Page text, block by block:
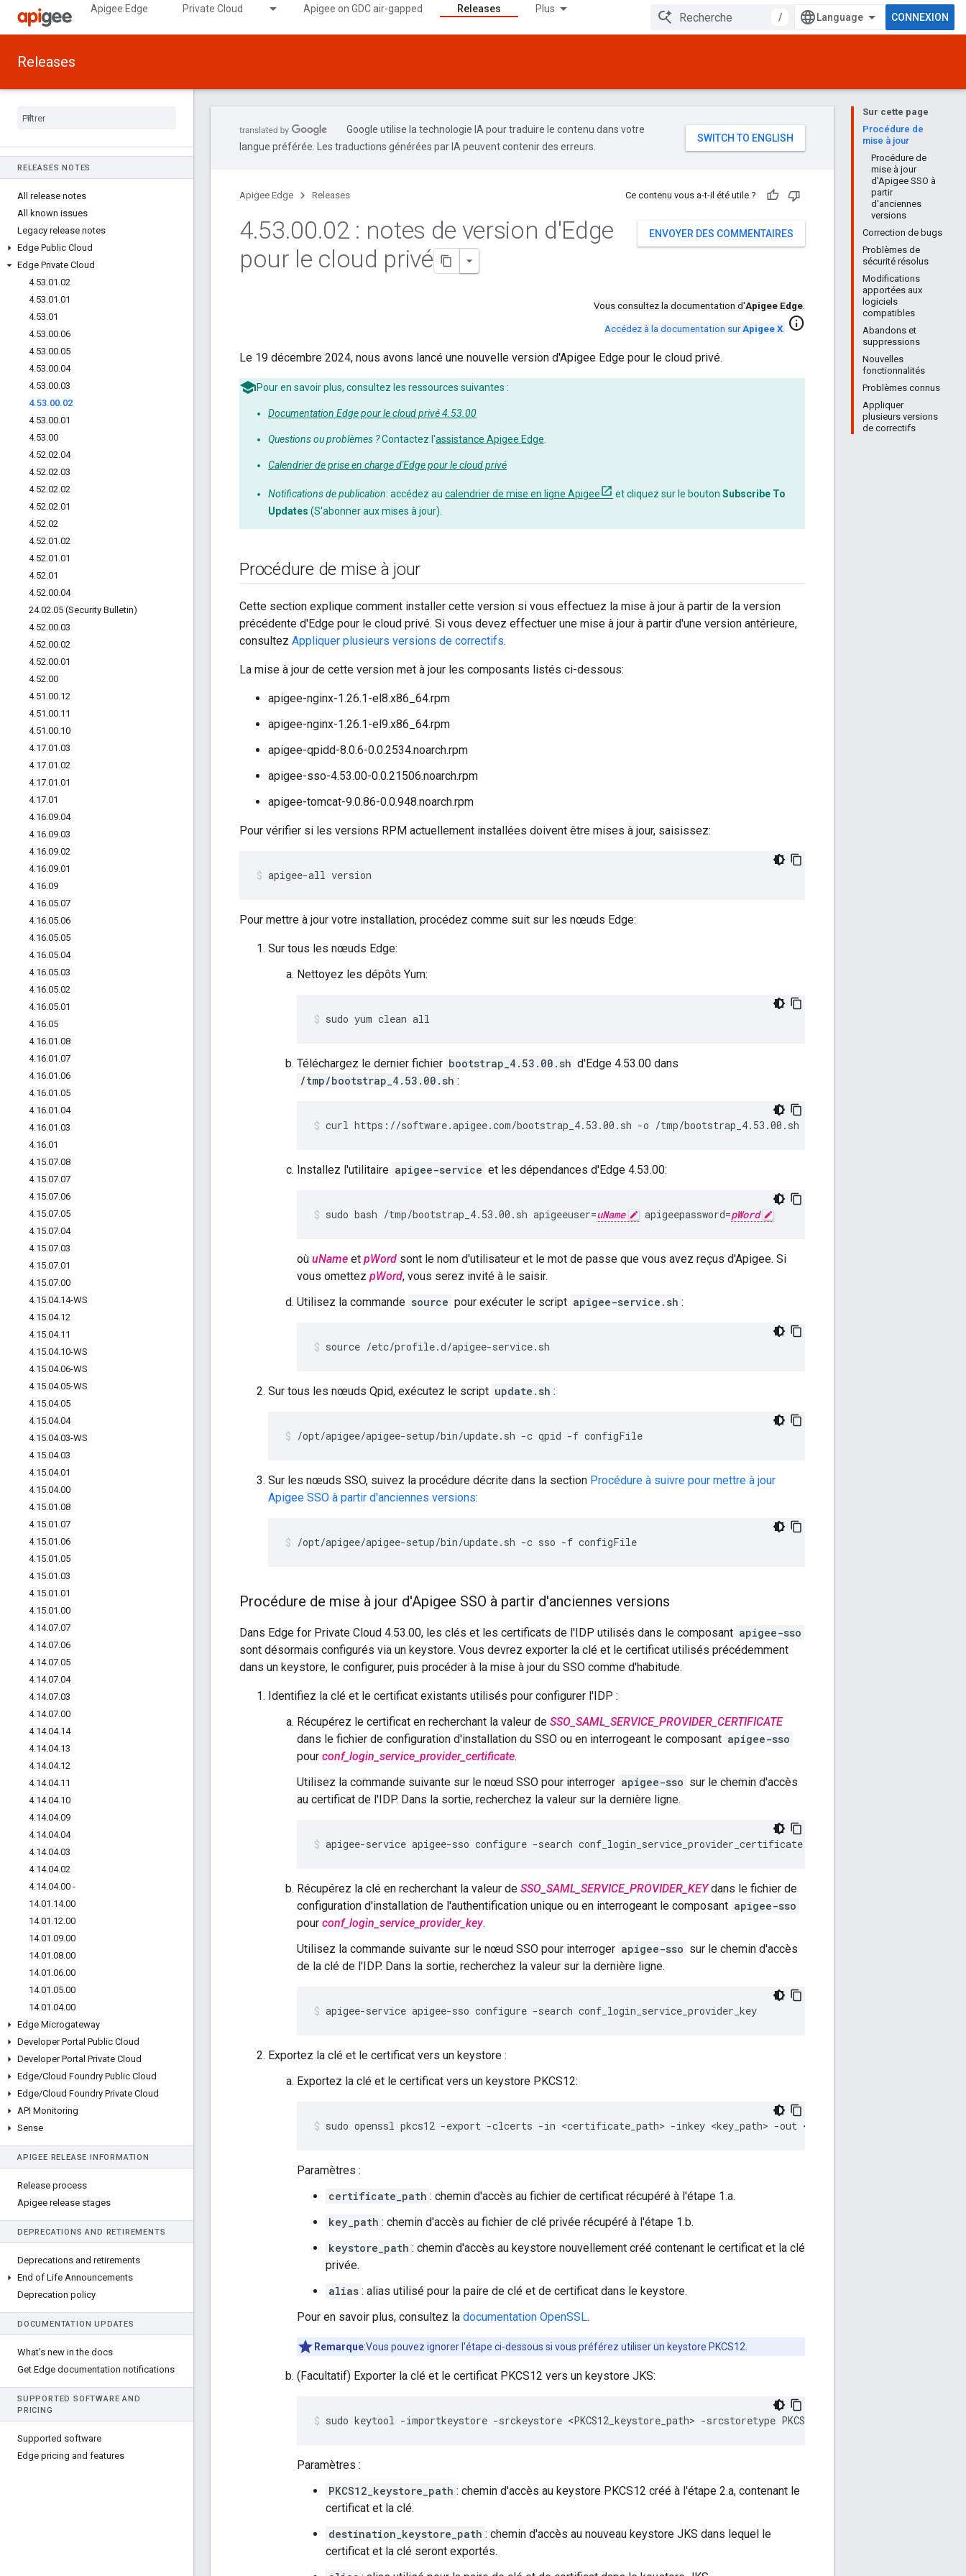
Apigee Edge Private Cloud Apigee on GDC air-gapped Releases Plus
/ CONNEXION
Releases
RELEASES NOTES
All release notes
All known issues
Legacy release notes
Edge Public Cloud
Edge Private Cloud
4.53.01 .02
4.53.01 .01
4.53.01
4.53.00.06
4.53.00.05
4.53.00.04
4.53.00.03
4.53.00.02
4.53.00.01
4.53.00
4.52.02.04
4.52.02.03
4.52.02.02
4.52.02.01
4.52.02
4.52.01 .02
4.52.01 .01
4.52.01
4.52.00.04
24.02.05 (Security Bulletin)
4.52.00.03
4.52.00.02
4.52.00.01
4.52.00
4.51 .00.12
4.51 .00.11
4.51 .00.10
4.17.01 .03
4.17.01 .02
4.17.01 .01
4.17.01
4.16.09.04
4.16.09.03
4.16.09.02
4.16.09.01
4.16.09
4.16.05.07
4.16.05.06
4.16.05.05
4.16.05.04
4.16.05.03
4.16.05.02
4.16.05.01
4.16.05
4.16.01 .08
4.16.01 .07
4.16.01 .06
4.16.01 .05
4.16.01 .04
4.16.01 .03
4.16.01
4.15.07.08
4.15.07.07
4.15.07.06
4.15.07.05
4.15.07.04
4.15.07.03
4.15.07.01
4.15.07.00
4.15.04.14-WS
4.15.04.12
4.15.04.11
4.15.04.10-WS
4.15.04.06-WS
4.15.04.05-WS
4.15.04.05
4.15.04.04
4.15.04.03-WS
4.15.04.03
4.15.04.01
4.15.04.00
4.15.01 .08
4.15.01 .07
4.15.01 .06
4.15.01 .05
4.15.01 .03
4.15.01 .01
4.15.01 .00
4.14.07.07
4.14.07.06
4.14.07.05
4.14.07.04
4.14.07.03
4.14.07.00
4.14.04.14
4.14.04.13
4.14.04.12
4.14.04.11
4.14.04.10
4.14.04.09
4.14.04.04
4.14.04.03
4.14.04.02
4.14.04.00 -
14.01 .14.00
14.01 .12.00
14.01 .09.00
14.01 .08.00
14.01 .06.00
14.01 .05.00
14.01 .04.00
Edge Microgateway
Developer Portal Public Cloud
Developer Portal Private Cloud
Edge/Cloud Foundry Public Cloud
Edge/Cloud Foundry Private Cloud
API Monitoring
Sense
APIGEE RELEASE INFORMATION
Release process
Apigee release stages
DEPRECATIONS AND RETIREMENTS
Deprecations and retirements
End of Life Announcements
Deprecation policy
DOCUMENTATION UPDATES
What's new in the docs
Get Edge documentation notifications
SUPPORTED SOFTWARE AND
PRICING
Supported software
Edge pricing and features
Sur cette page
Procédure de
mise à jour
Procédure de
mise à jour
d'Apigee SSO à
partir
d'anciennes
versions
Correction de bugs
Problèmes de
sécurité résolus
Modifications
apportées aux
logiciels
compatibles
Abandons et
suppressions
Nouvelles
fonctionnalités
Problèmes connus
Appliquer
plusieurs versions
de correctifs
Google utilise la technologie IA pour traduire le contenu dans votre
langue préférée. Les traductions générées par IA peuvent contenir des erreurs.
Apigee Edge Releases Ce contenu vous a-t-il été utile ?
ENVOYER DES COMMENTAIRES
4.53.00.02 : notes de version d'Edge
pour le cloud privé
Vous consultez la documentation d'Apigee Edge.
Accédez à la documentation surApigee X. info
Le 19 décembre 2024, nous avons lancé une nouvelle version d'Apigee Edge pour le cloud privé.
Pour en savoir plus, consultez les ressources suivantes :
Documentation Edge pour le cloud privé 4.53.00
Questions ou problèmes ?Contactez l'assistance Apigee Edge
Calendrier de prise en charge d'Edge pour le cloud privé
Notifications de publication: accédez au calendrier de mise en ligne Apigee et cliquez sur le bouton Subscribe To
Updates (S'abonner aux mises à jour).
Procédure de mise à jour
Cette section explique comment installer cette version si vous effectuez la mise à jour à partir de la version
précédente d'Edge pour le cloud privé. Si vous devez effectuer une mise à jour à partir d'une version antérieure,
consultez Appliquer plusieurs versions de correctifs.
La mise à jour de cette version met à jour les composants listés ci-dessous:
apigee-nginx-1.26.1-el8.x86_64.rpm
apigee-nginx-1.26.1-el9.x86_64.rpm
apigee-qpidd-8.0.6-0.0.2534.noarch.rpm
apigee-sso-4.53.00-0.0.21506.noarch.rpm
apigee-tomcat-9.0.86-0.0.948.noarch.rpm
Pour vérifier si les versions RPM actuellement installées doivent être mises à jour, saisissez:
apigee-all version
Pour mettre à jour votre installation, procédez comme suit sur les nœuds Edge:
Sur tous les nœuds Edge:
Nettoyez les dépôts Yum:
sudo yum clean all
Téléchargez le dernier fichier bootstrap_4.53.00.sh d'Edge 4.53.00 dans
/tmp/bootstrap_4.53.00.sh :
curl https://software.apigee.com/bootstrap_4.53.00.sh -o /tmp/bootstrap_4.53.00.sh
Installez l'utilitaire apigee-service et les dépendances d'Edge 4.53.00:
sudo bash /tmp/bootstrap_4.53.00.sh apigeeuser=uName apigeepassword=pWord
où uName et pWord sont le nom d'utilisateur et le mot de passe que vous avez reçus d'Apigee. Si
vous omettez pWord, vous serez invité à le saisir.
Utilisez la commande source pour exécuter le script apigee-service.sh :
source /etc/profile.d/apigee-service.sh
Sur tous les nœuds Qpid, exécutez le script update.sh :
/opt/apigee/apigee-setup/bin/update.sh -c qpid -f configFile
Sur les nœuds SSO, suivez la procédure décrite dans la section Procédure à suivre pour mettre à jour
Apigee SSO à partir d'anciennes versions:
/opt/apigee/apigee-setup/bin/update.sh -c sso -f configFile
Procédure de mise à jour d'Apigee SSO à partir d'anciennes versions
Dans Edge for Private Cloud 4.53.00, les clés et les certificats de l'IDP utilisés dans le composant apigee-sso
sont désormais configurés via un keystore. Vous devrez exporter la clé et le certificat utilisés précédemment
dans un keystore, le configurer, puis procéder à la mise à jour du SSO comme d'habitude.
Identifiez la clé et le certificat existants utilisés pour configurer l'IDP :
Récupérez le certificat en recherchant la valeur de SSO_SAML_SERVICE_PROVIDER_CERTIFICATE
dans le fichier de configuration d'installation du SSO ou en interrogeant le composant apigee-sso
pour conf_login_service_provider_certificate.
Utilisez la commande suivante sur le nœud SSO pour interroger apigee-sso sur le chemin d'accès
au certificat de l'IDP. Dans la sortie, recherchez la valeur sur la dernière ligne.
apigee-service apigee-sso configure -search conf_login_service_provider_certificate
Récupérez la clé en recherchant la valeur de SSO_SAML_SERVICE_PROVIDER_KEYdans le fichier de
configuration d'installation de l'authentification unique ou en interrogeant le composant apigee-sso
pour conf_login_service_provider_key.
Utilisez la commande suivante sur le nœud SSO pour interroger apigee-sso sur le chemin d'accès
de la clé de l'IDP. Dans la sortie, recherchez la valeur sur la dernière ligne.
apigee-service apigee-sso configure -search conf_login_service_provider_key
Exportez la clé et le certificat vers un keystore :
Exportez la clé et le certificat vers un keystore PKCS12:
sudo openssl pkcs12 -export -clcerts -in <certificate_path> -inkey <key_path> -out <keystore_path> -name
Paramètres :
certificate_path : chemin d'accès au fichier de certificat récupéré à l'étape 1.a.
key_path : chemin d'accès au fichier de clé privée récupéré à l'étape 1.b.
keystore_path : chemin d'accès au keystore nouvellement créé contenant le certificat et la clé
privée.
alias : alias utilisé pour la paire de clé et de certificat dans le keystore.
Pour en savoir plus, consultez la documentation OpenSSL.
Remarque:Vous pouvez ignorer l'étape ci-dessous si vous préférez utiliser un keystore PKCS12.
(Facultatif) Exporter la clé et le certificat PKCS12 vers un keystore JKS:
sudo keytool -importkeystore -srckeystore <PKCS12_keystore_path> -srcstoretype PKCS12 -destkeystore
Paramètres :
PKCS12_keystore_path : chemin d'accès au keystore PKCS12 créé à l'étape 2.a, contenant le
certificat et la clé.
destination_keystore_path : chemin d'accès au nouveau keystore JKS dans lequel le
certificat et la clé seront exportés.